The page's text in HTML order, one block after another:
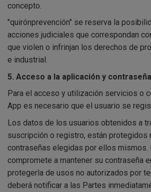
concepto.
"quirónprevención" se reserva la
acciones judiciales que correspondan
que violen o infrinjan los derechos de
e industrial.
5. Acceso a la aplicación y
Para el acceso y utilización servicios o
App es necesario que el usuario se
Los datos de los usuarios obtenidos a
suscripción o registro, están protegidos
contraseñas elegidas por ellos mismos.
compromete a mantener su contraseña
protegerla de usos no autorizados por
deberá notificar a las Partes